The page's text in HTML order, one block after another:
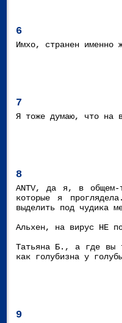
6
Имхо, странен именно
7
Я тоже думаю, что на
8
ANTV, да я, в общем-
которые я
выделить под чудика
Альхен, на вирус НЕ
Татьяна Б., а где вы
как голубизна у
9